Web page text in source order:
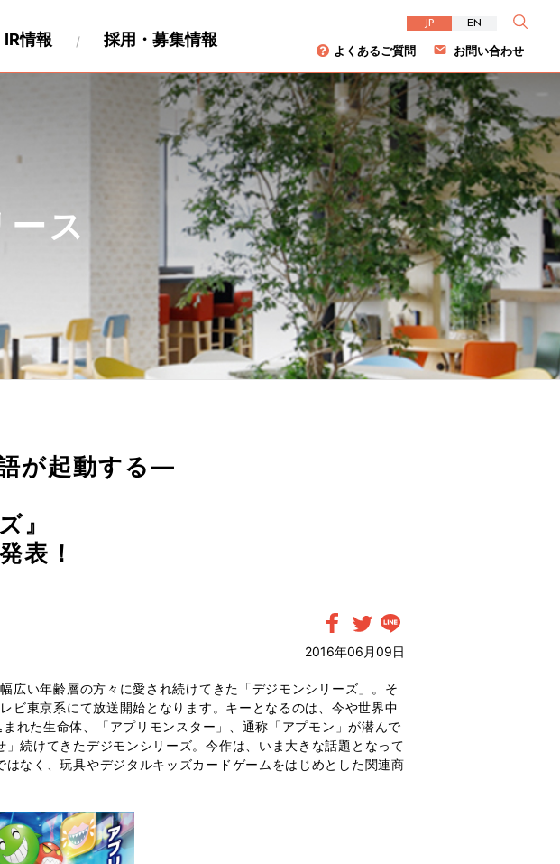
ス
が起動する―
』
表！
2016年06月09日
い年齢層の方々に愛され続けてきた「デジモンシリーズ」。そ
ビ東京系にて放送開始となります。キーとなるのは、今や世界中
れた生命体、「アプリモンスター」、通称「アプモン」が潜んで
続けてきたデジモンシリーズ。今作は、いま大きな話題となって
なく、玩具やデジタルキッズカードゲームをはじめとした関連商
よくあるご質問 お問い合わせ
JP EN
ペロについて ダイバーシティ
個人投資家の皆様へ
株主総会
IR情報
報
採用・募集情報